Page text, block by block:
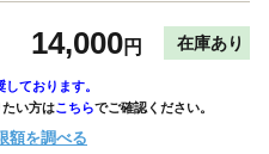
14,000円 在庫あり
しております。
い方はこちらでご確認ください。
額を調べる